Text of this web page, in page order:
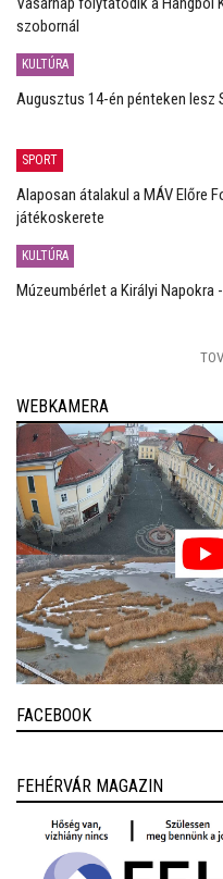
szobornál
KULTÚRA
Augusztus 14-én pénteken lesz
SPORT
Alaposan átalakul a MÁV Előre
játékoskerete
KULTÚRA
Múzeumbérlet a Királyi
WEBKAMERA
FACEBOOK
FEHÉRVÁR MAGAZIN